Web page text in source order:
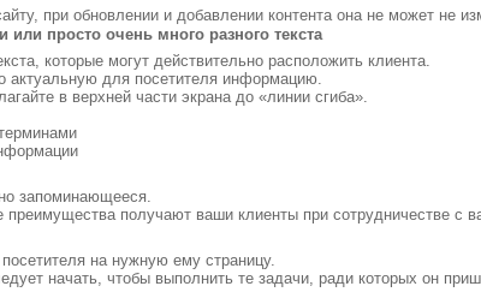
при обновлении и добавлении контента она не может не
просто очень много разного текста
которые могут действительно расположить клиента.
актуальную для посетителя информацию.
в верхней части экрана до «линии сгиба».
запоминающееся.
получают ваши клиенты при сотрудничестве с
на нужную ему страницу.
начать, чтобы выполнить те задачи, ради которых он